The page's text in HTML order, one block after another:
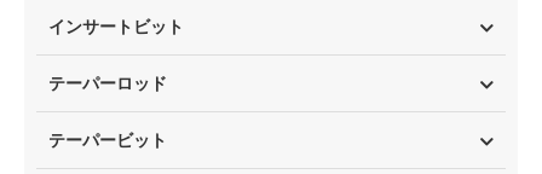
インサートビット
テーパーロッド
テーパービット